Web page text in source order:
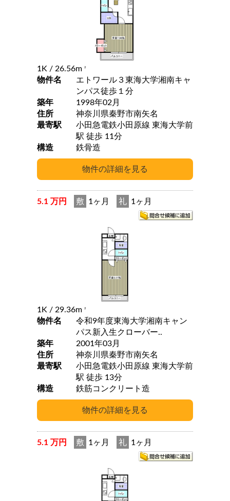
1K / 26.56m 2
物件名
エトワール３東海大学湘南キャ
ンパス徒歩１分
築年
1998年02月
住所
神奈川県秦野市南矢名
最寄駅
小田急電鉄小田原線 東海大学前
駅 徒歩 11分
構造
鉄骨造
5.1 万円 敷 1ヶ月 礼 1ヶ月
1K / 29.36m 2
物件名
令和9年度東海大学湘南キャン
パス新入生クローバー..
築年
2001年03月
住所
神奈川県秦野市南矢名
最寄駅
小田急電鉄小田原線 東海大学前
駅 徒歩 13分
構造
鉄筋コンクリート造
5.1 万円 敷 1ヶ月 礼 1ヶ月